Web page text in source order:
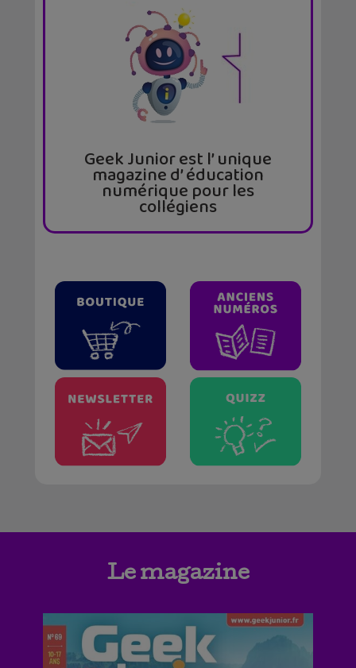
Geek Junior est l’ unique
magazine d’ éducation
numérique pour les
collégiens
Le magazine